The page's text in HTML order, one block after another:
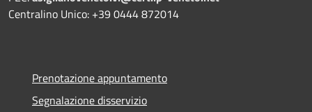
Centralino Unico: +39 0444 872014
Prenotazione appuntamento
Segnalazione disservizio